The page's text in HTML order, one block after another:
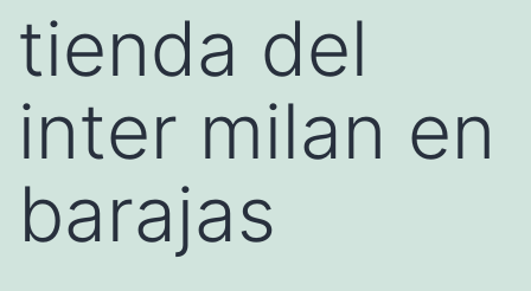
tienda del
inter milan en
barajas